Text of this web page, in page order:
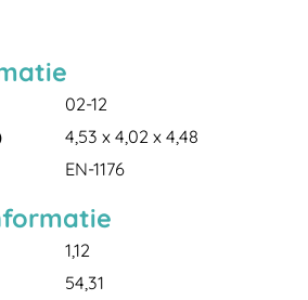
02-12
4,53 x 4,02 x 4,48
EN-1176
1,12
54,31